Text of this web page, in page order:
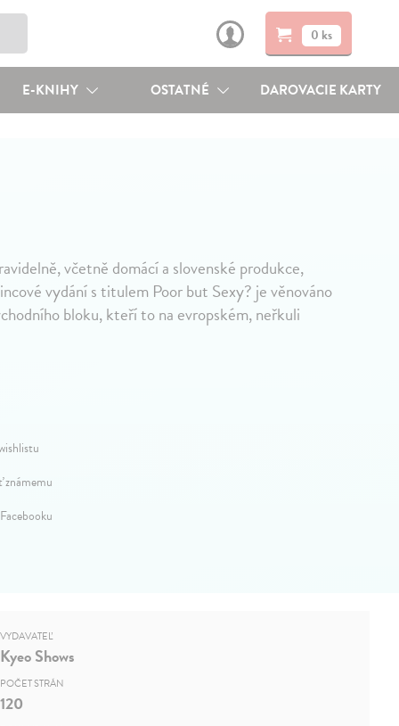
0 ks
E-KNIHY OSTATNÉ DAROVACIE KARTY
včetně domácí a slovenské produkce,
vydání s titulem Poor but Sexy? je věnováno
bloku, kteří to na evropském, neřkuli
VYDAVATEĽ
Kyeo Shows
POČET STRÁN
120